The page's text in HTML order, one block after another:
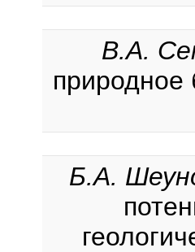
В.А.
природное
Б.А.